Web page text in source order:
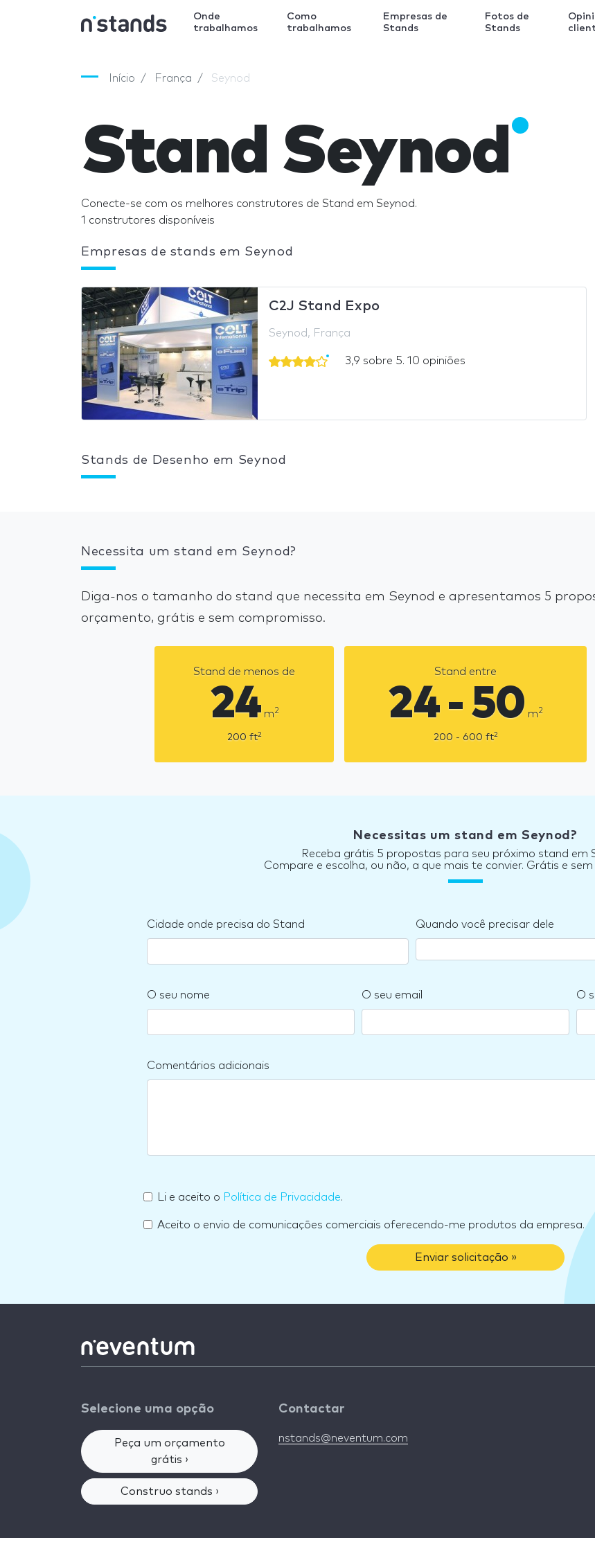
Onde
trabalhamos
Como
trabalhamos
Empresas de
Stands
Fotos de
Stands
Início França Seynod
Stand Seynod
Conecte-se com os melhores construtores de Stand em Seynod.
1 construtores disponíveis
Empresas de stands em Seynod
C2J Stand Expo
Seynod, França
3,9 sobre 5. 10 opiniões
Stands de Desenho em Seynod
Necessita um stand em Seynod?
Diga-nos o tamanho do stand que necessita em Seynod e apresentamos 5
orçamento, grátis e sem compromisso.
Stand de menos de
24 m2
200 ft2
Stand entre
24 - 50 m2
200 - 600 ft2
Necessitas um stand em Seynod?
Receba grátis 5 propostas para seu próximo stand em
Compare e escolha, ou não, a que mais te convier. Grátis e
Cidade onde precisa do Stand Quando você precisar dele
O seu nome O seu email O
Comentários adicionais
Li e aceito o Política de Privacidade.
Aceito o envio de comunicações comerciais oferecendo-me produtos da empresa.
Enviar solicitação »
Selecione uma opção
Peça um orçamento
grátis ›
Construo stands ›
Contactar
nstands@neventum.com